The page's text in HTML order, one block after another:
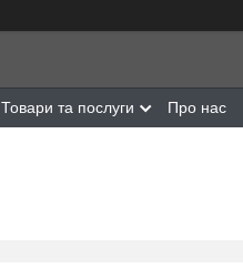
Товари та послуги Про нас